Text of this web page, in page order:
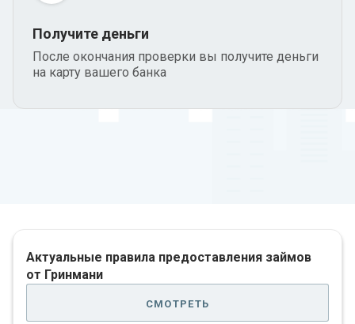
Получите деньги
После окончания проверки вы получите деньги
на карту вашего банка
Актуальные правила предоставления займов
от Гринмани
смотреть